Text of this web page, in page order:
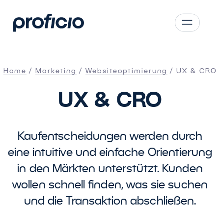
AT
Home Marketing Websiteoptimierung UX & CRO
UX& CRO
Kaufentscheidungen werden durch
eine intuitive und einfache Orientierung
in den Märkten unterstützt. Kunden
wollen schnell finden, was sie suchen
und die Transaktion abschließen.